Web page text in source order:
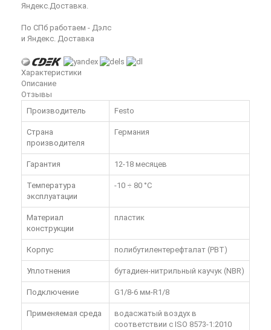
Яндекс.Доставка.
По СПб работаем - Дэлс
и Яндекс. Доставка
Характеристики
Описание
Отзывы
Производитель
Festo
Страна
производителя
Германия
Гарантия 12-18 месяцев
Температура
эксплуатации
-10 ÷ 80 °C
Материал
конструкции
пластик
Корпус полибутилентерефталат (PBT)
Уплотнения бутадиен-нитрильный каучук (NBR)
Подключение G1/8-6 мм-R1/8
Применяемая среда
водасжатый воздух в
соответствии с ISO 8573-1:2010